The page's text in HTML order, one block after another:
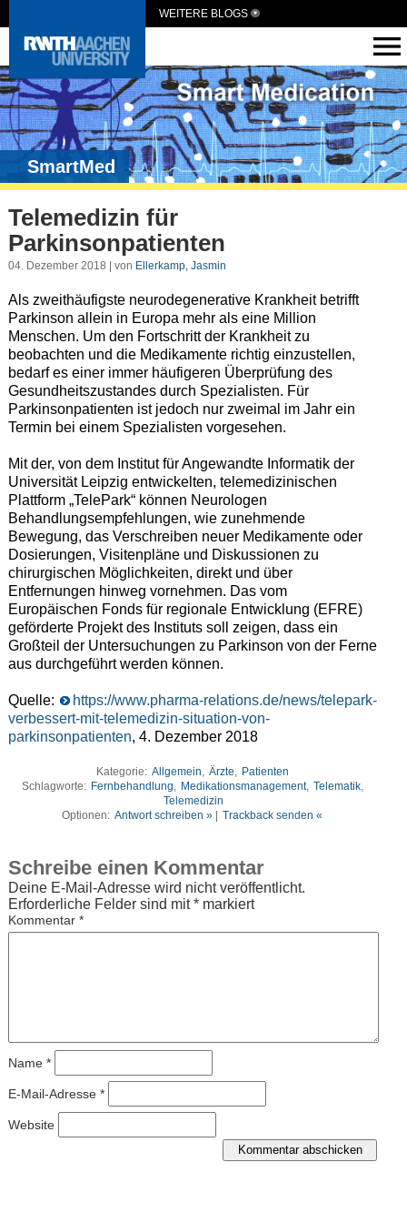
WEITERE BLOGS
SmartMed
Telemedizin für
Parkinsonpatienten
04. Dezember 2018 | von Ellerkamp, Jasmin
Als zweithäufigste neurodegenerative Krankheit betrifft
Parkinson allein in Europa mehr als eine Million
Menschen. Um den Fortschritt der Krankheit zu
beobachten und die Medikamente richtig einzustellen,
bedarf es einer immer häufigeren Überprüfung des
Gesundheitszustandes durch Spezialisten. Für
Parkinsonpatienten ist jedoch nur zweimal im Jahr ein
Termin bei einem Spezialisten vorgesehen.
Mit der, von dem Institut für Angewandte Informatik der
Universität Leipzig entwickelten, telemedizinischen
Plattform „TelePark“ können Neurologen
Behandlungsempfehlungen, wie zunehmende
Bewegung, das Verschreiben neuer Medikamente oder
Dosierungen, Visitenpläne und Diskussionen zu
chirurgischen Möglichkeiten, direkt und über
Entfernungen hinweg vornehmen. Das vom
Europäischen Fonds für regionale Entwicklung (EFRE)
geförderte Projekt des Instituts soll zeigen, dass ein
Großteil der Untersuchungen zu Parkinson von der Ferne
aus durchgeführt werden können.
Quelle:
https://www.pharma-relations.de/news/telepark-
verbessert-mit-telemedizin-situation-von-
parkinsonpatienten, 4. Dezember 2018
Kategorie: Allgemein, Ärzte, Patienten
Schlagworte: Fernbehandlung, Medikationsmanagement, Telematik,
Telemedizin
Optionen: Antwort schreiben » Trackback senden «
Schreibe einen Kommentar
Deine E-Mail-Adresse wird nicht veröffentlicht.
Erforderliche Felder sind mit*markiert
Kommentar *
Name *
E-Mail-Adresse *
Website